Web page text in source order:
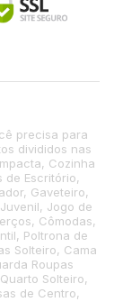
precisa para
divididos nas
Cozinha
de Escritório,
Gaveteiro,
Jogo de
Cômodas,
Poltrona de
Solteiro, Cama
Roupas
Solteiro,
de Centro,